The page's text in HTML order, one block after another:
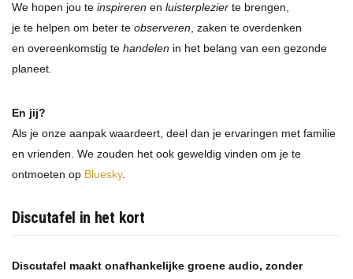
We hopen jou te inspireren en luisterplezier te brengen,
je te helpen om beter te observeren , zaken te overdenken
en overeenkomstig te handelen in het belang van een gezonde
planeet.
En jij?
Als je onze aanpak waardeert, deel dan je ervaringen met familie
en vrienden. We zouden het ook geweldig vinden om je te
ontmoeten op Bluesky.
Discutafel in het kort
Discutafel maakt onafhankelijke groene audio, zonder